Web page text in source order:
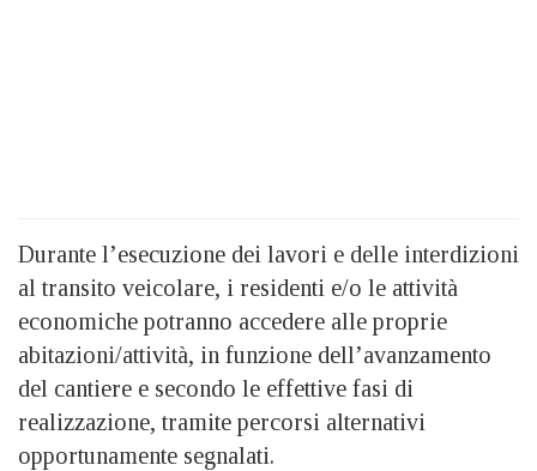
Durante l’esecuzione dei lavori e delle interdizioni
al transito veicolare, i residenti e/o le attività
economiche potranno accedere alle proprie
abitazioni/attività, in funzione dell’avanzamento
del cantiere e secondo le effettive fasi di
realizzazione, tramite percorsi alternativi
opportunamente segnalati.